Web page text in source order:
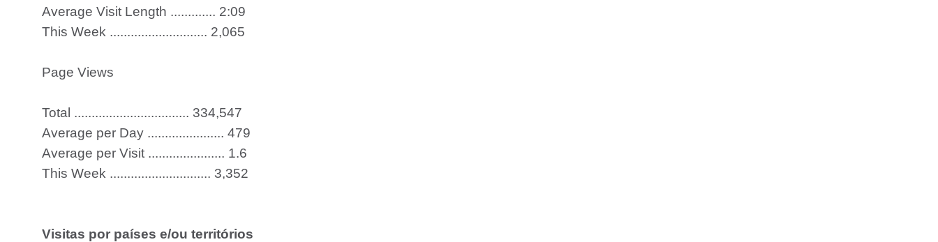
Average Visit Length ............. 2:09
This Week ............................ 2,065
Page Views
Total ................................. 334,547
Average per Day ...................... 479
Average per Visit ...................... 1.6
This Week ............................. 3,352
Visitas por países e/ou territórios